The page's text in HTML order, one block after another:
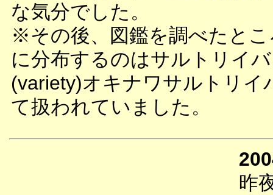
な気分でした。
※その後、図鑑を調べたとこ
に分布するのはサルトリイ
(variety)オキナワサルトリイ
て扱われていました。
昨